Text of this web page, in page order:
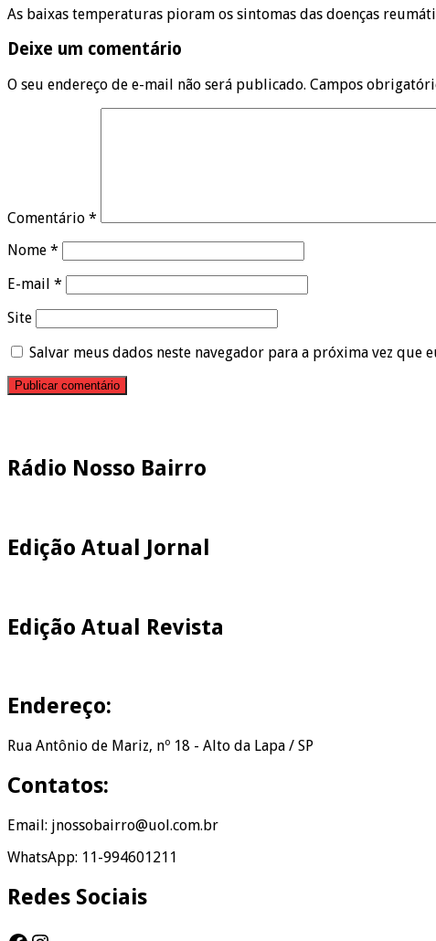
As baixas temperaturas pioram os sintomas das doenças
Deixe um comentário
O seu endereço de e-mail não será publicado. Campos
Comentário *
Nome *
E-mail *
Site
Salvar meus dados neste navegador para a próxima vez que
Rádio Nosso Bairro
Edição Atual Jornal
Edição Atual Revista
Endereço:
Rua Antônio de Mariz, nº 18 - Alto da Lapa / SP
Contatos:
Email: jnossobairro@uol.com.br
WhatsApp: 11-994601211
Redes Sociais